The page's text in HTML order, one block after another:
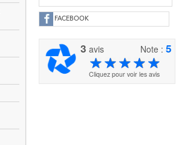
FACEBOOK
3 avis Note :5
Cliquez pour voir les avis